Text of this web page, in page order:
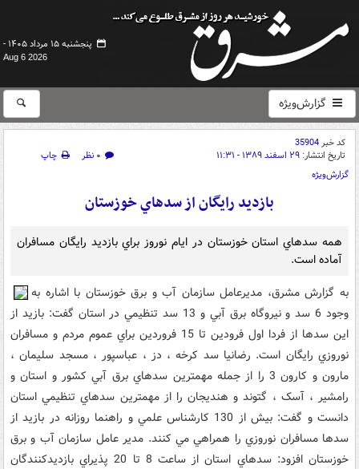
پنجشنبه ۱۵ مرداد ۱۴۰۵ -
Aug 6 2026
گزارش‌ویژه
کد خبر35904
تاریخ انتشار: ۲۹ اسفند ۱۳۸۹ - ۱۱:۳۱ ۰ نظر
چاپ
گزارش‌ویژه
بازديد رايگان از سدهاي خوزستان
همه سدهاي استان خوزستان در ايام نوروز براي بازديد رايگان مسافران
آماده است.
به گزارش مشرق، مديرعامل سازمان آب و برق خوزستان با اشاره به
وجود 6 سد و نيروگاه برق آبي و 13 سد تنظيمي در استان گفت: بازيد از
اين سدها از فردا اول فرودين تا 15 فروردين براي عموم مردم و مسافران
نوروزي رايگان است. رضانيا سد کرخه ، دز ، عباسپور ، مسجد سليمان ،
مارون و کارون 3 را از جمله مهمترين سدهاي برق آبي کشور و استان و
رامشير ، آسک ، گتوند و هنديجان را از مهمترين سدهاي تنظيمي استان
دانست و گفت: بيش از 130 کارشناس علمي و راهنما روزانه در بازيد از
سدها مسافران نوروزي را همراهي مي کنند. مدير عامل سازمان آب و برق
خوزستان افزود: سدهاي استان از ساعت 8 تا 20 پذيراي بازديدکنندگان